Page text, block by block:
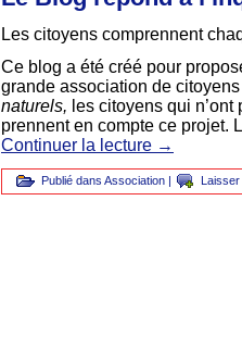
Les citoyens comprennent
Ce blog a été créé pour
grande association de
naturels, les citoyens qui
prennent en compte ce projet.
Continuer la lecture →
Publié dans Association |